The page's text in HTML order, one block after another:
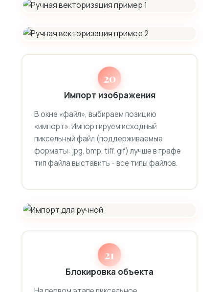
20
Импорт изображения
В окне «файл», выбираем позицию
«импорт». Импортируем исходный
пиксельный файл (поддерживаемые
форматы: jpg, bmp, tiff, gif) лучше в графе
тип файла выставить - все типы файлов.
21
Блокировка объекта